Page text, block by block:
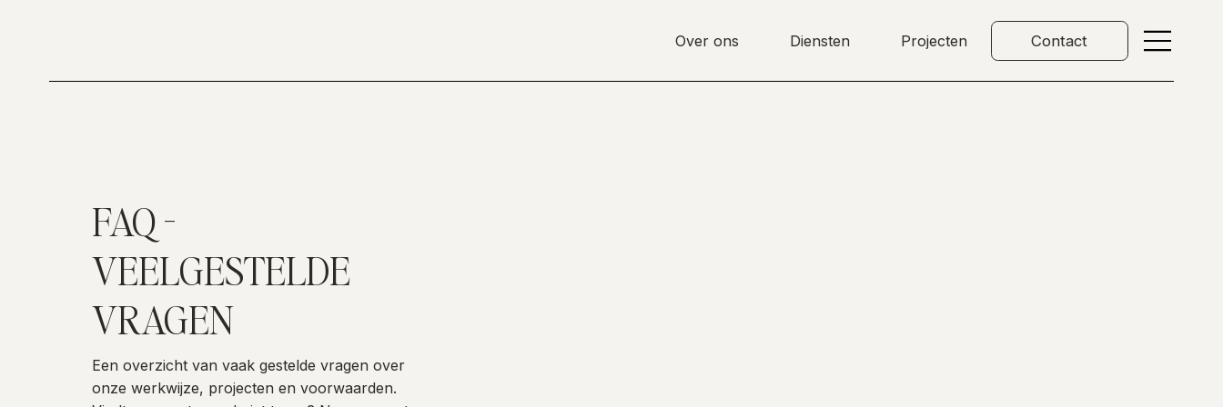
Over ons Diensten Projecten Contact
FAQ -
VEELGESTELDE
VRAGEN
Een overzicht van vaak gestelde vragen over
onze werkwijze, projecten en voorwaarden.